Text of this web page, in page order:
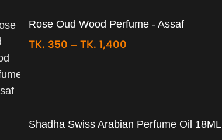
Rose Oud Wood Perfume - Assaf
TK. 350 – TK.1,400
Shadha Swiss Arabian Perfume Oil 18ML